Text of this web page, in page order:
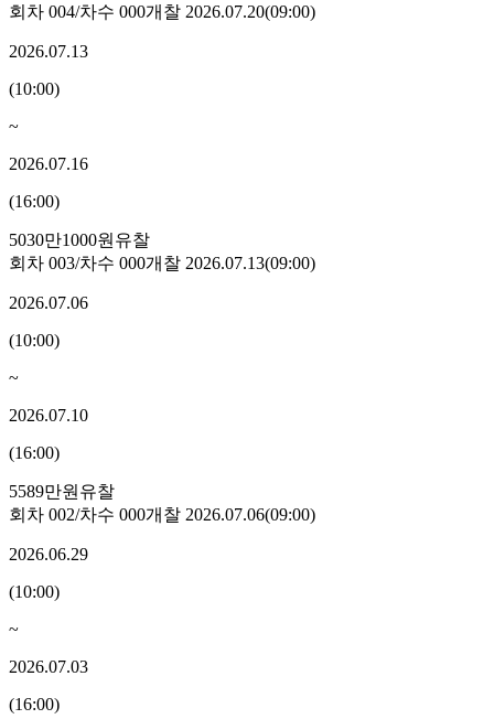
회차 004/차수 000개찰 2026.07.20(09:00)
2026.07.13
(10:00)
~
2026.07.16
(16:00)
5030만1000원 유찰
회차 003/차수 000개찰 2026.07.13(09:00)
2026.07.06
(10:00)
~
2026.07.10
(16:00)
5589만원 유찰
회차 002/차수 000개찰 2026.07.06(09:00)
2026.06.29
(10:00)
~
2026.07.03
(16:00)